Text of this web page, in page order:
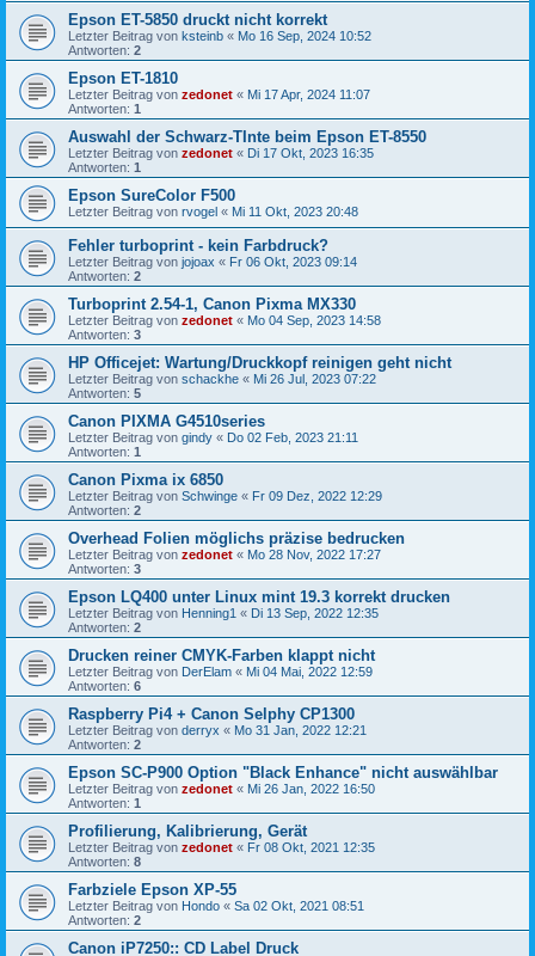
Epson ET-5850 druckt nicht korrekt
Letzter Beitrag von ksteinb « Mo 16 Sep, 2024 10:52
Antworten: 2
Epson ET-1810
Letzter Beitrag von zedonet « Mi 17 Apr, 2024 11:07
Antworten: 1
Auswahl der Schwarz-TInte beim Epson ET-8550
Letzter Beitrag von zedonet « Di 17 Okt, 2023 16:35
Antworten: 1
Epson SureColor F500
Letzter Beitrag von rvogel « Mi 11 Okt, 2023 20:48
Fehler turboprint - kein Farbdruck?
Letzter Beitrag von jojoax « Fr 06 Okt, 2023 09:14
Antworten: 2
Turboprint 2.54-1, Canon Pixma MX330
Letzter Beitrag von zedonet « Mo 04 Sep, 2023 14:58
Antworten: 3
HP Officejet: Wartung/Druckkopf reinigen geht nicht
Letzter Beitrag von schackhe « Mi 26 Jul, 2023 07:22
Antworten: 5
Canon PIXMA G4510series
Letzter Beitrag von gindy « Do 02 Feb, 2023 21:11
Antworten: 1
Canon Pixma ix 6850
Letzter Beitrag von Schwinge « Fr 09 Dez, 2022 12:29
Antworten: 2
Overhead Folien möglichs präzise bedrucken
Letzter Beitrag von zedonet « Mo 28 Nov, 2022 17:27
Antworten: 3
Epson LQ400 unter Linux mint 19.3 korrekt drucken
Letzter Beitrag von Henning1 « Di 13 Sep, 2022 12:35
Antworten: 2
Drucken reiner CMYK-Farben klappt nicht
Letzter Beitrag von DerElam « Mi 04 Mai, 2022 12:59
Antworten: 6
Raspberry Pi4 + Canon Selphy CP1300
Letzter Beitrag von derryx « Mo 31 Jan, 2022 12:21
Antworten: 2
Epson SC-P900 Option "Black Enhance" nicht auswählbar
Letzter Beitrag von zedonet « Mi 26 Jan, 2022 16:50
Antworten: 1
Profilierung, Kalibrierung, Gerät
Letzter Beitrag von zedonet « Fr 08 Okt, 2021 12:35
Antworten: 8
Farbziele Epson XP-55
Letzter Beitrag von Hondo « Sa 02 Okt, 2021 08:51
Antworten: 2
Canon iP7250:: CD Label Druck